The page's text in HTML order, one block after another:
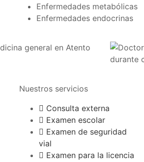
Enfermedades metabólicas
Enfermedades endocrinas
Nuestros servicios
Consulta externa
Examen escolar
Examen de seguridad
vial
Examen para la licencia